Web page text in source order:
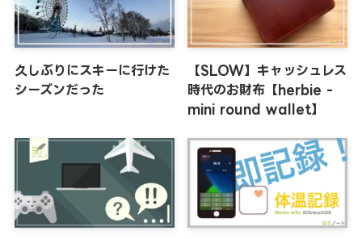
久しぶりにスキーに行けた
シーズンだった
【SLOW】キャッシュレス
時代のお財布【herbie -
mini round wallet】